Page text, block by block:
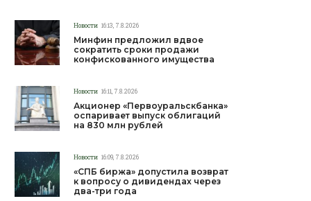
Новости 16:13, 7.8.2026
Минфин предложил вдвое
сократить сроки продажи
конфискованного имущества
Новости 16:11, 7.8.2026
Акционер «Первоуральскбанка»
оспаривает выпуск облигаций
на 830 млн рублей
Новости 16:09, 7.8.2026
«СПБ биржа» допустила возврат
к вопросу о дивидендах через
два-три года